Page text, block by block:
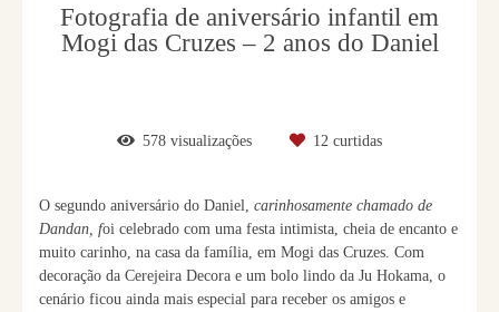
Fotografia de aniversário infantil em
Mogi das Cruzes – 2 anos do Daniel
578 visualizações 12 curtidas
O segundo aniversário do Daniel, carinhosamente chamado de
Dandan, foi celebrado com uma festa intimista, cheia de encanto e
muito carinho, na casa da família, em Mogi das Cruzes. Com
decoração da Cerejeira Decora e um bolo lindo da Ju Hokama, o
cenário ficou ainda mais especial para receber os amigos e